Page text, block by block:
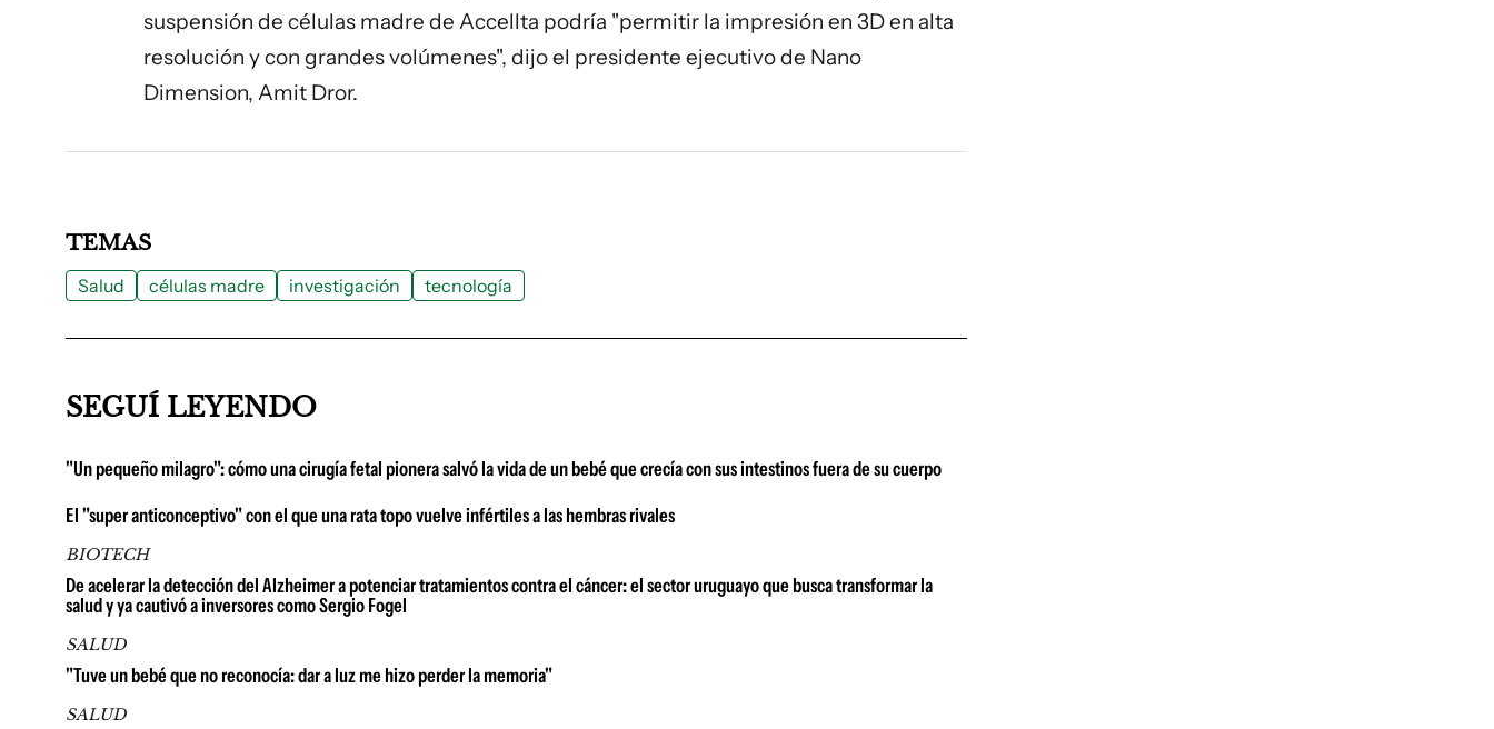
suspensión de células madre de Accellta podría "permitir la impresión en 3D en alta
resolución y con grandes volúmenes", dijo el presidente ejecutivo de Nano
Dimension, Amit Dror.
TEMAS
Salud células madre investigación tecnología
SEGUÍ LEYENDO
"Un pequeño milagro": cómo una cirugía fetal pionera salvó la vida de un bebé que crecía con sus intestinos fuera de su cuerpo
El "super anticonceptivo" con el que una rata topo vuelve infértiles a las hembras rivales
BIOTECH
De acelerar la detección del Alzheimer a potenciar tratamientos contra el cáncer: el sector uruguayo que busca transformar la
salud y ya cautivó a inversores como Sergio Fogel
SALUD
"Tuve un bebé que no reconocía: dar a luz me hizo perder la memoria"
SALUD